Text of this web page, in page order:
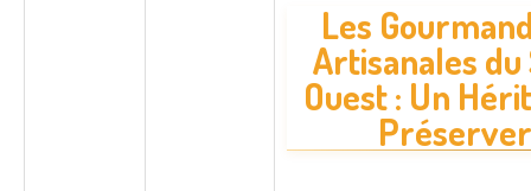
Les
Artisanales du
Ouest : Un
Préserver